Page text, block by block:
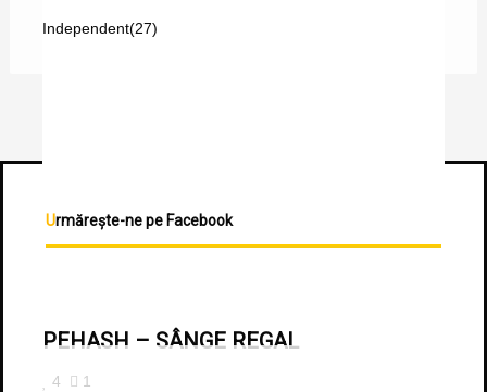
PEHASH – SÂNGE REGAL
4
1
Independent(27)
Urmărește-ne pe Facebook